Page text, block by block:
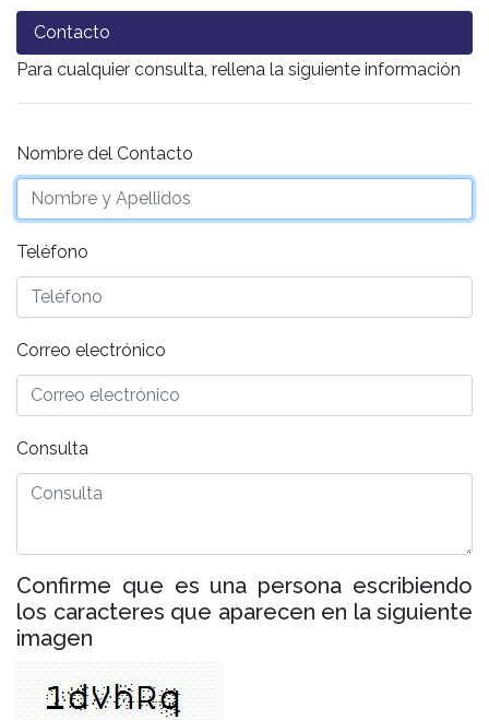
Contacto
Para cualquier consulta, rellena la siguiente información
Nombre del Contacto
Teléfono
Correo electrónico
Consulta
Confirme que es una persona escribiendo
los caracteres que aparecen en la siguiente
imagen